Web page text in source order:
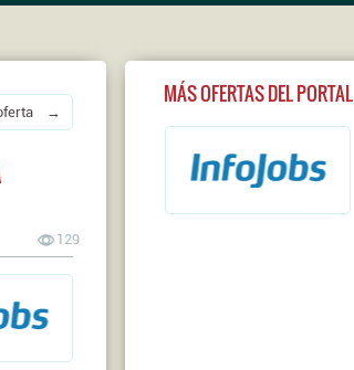
→
129
MÁS OFERTAS DEL PORTAL